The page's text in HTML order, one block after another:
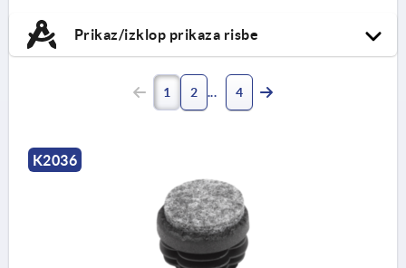
Prikaz/izklop prikaza risbe
1 2 4
K2036